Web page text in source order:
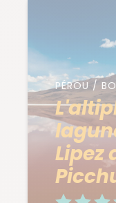
PÉROU /
Lipez